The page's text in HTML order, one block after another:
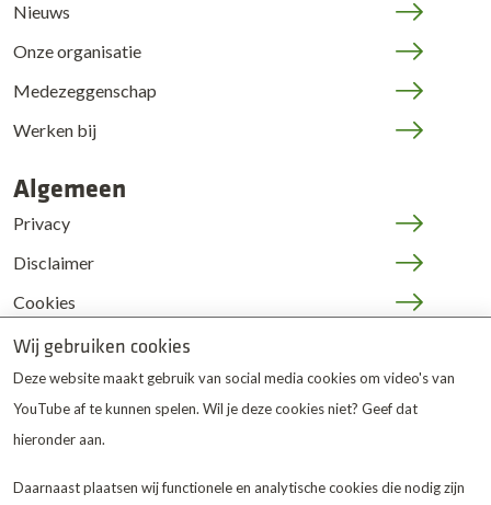
Nieuws
Onze organisatie
Medezeggenschap
Werken bij
Algemeen
Privacy
Disclaimer
Cookies
JOP | medewerkers
Wij gebruiken cookies
Deze website maakt gebruik van social media cookies om video's van
YouTube af te kunnen spelen. Wil je deze cookies niet? Geef dat
hieronder aan.
Daarnaast plaatsen wij functionele en analytische cookies die nodig zijn